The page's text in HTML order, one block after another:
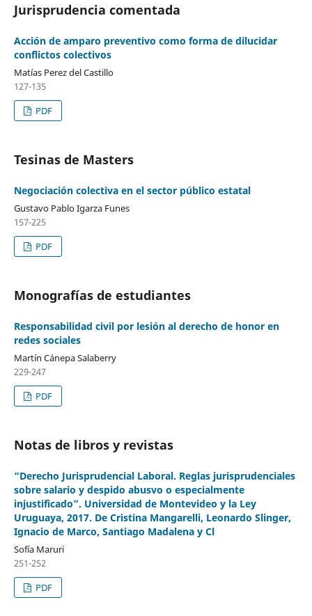
Jurisprudencia comentada
Acción de amparo preventivo como forma de dilucidar
conflictos colectivos
Matías Perez del Castillo
127-135
PDF
Tesinas de Masters
Negociación colectiva en el sector público estatal
Gustavo Pablo Igarza Funes
157-225
PDF
Monografías de estudiantes
Responsabilidad civil por lesión al derecho de honor en
redes sociales
Martín Cánepa Salaberry
229-247
PDF
Notas de libros y revistas
“Derecho Jurisprudencial Laboral. Reglas jurisprudenciales
sobre salario y despido abusvo o especialmente
injustificado”. Universidad de Montevideo y la Ley
Uruguaya, 2017. De Cristina Mangarelli, Leonardo Slinger,
Ignacio de Marco, Santiago Madalena y Cl
Sofía Maruri
251-252
PDF